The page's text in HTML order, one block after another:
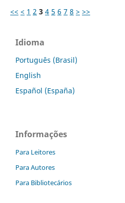
<< < 1 2 3 4 5 6 7 8 > >>
Idioma
Português (Brasil)
English
Español (España)
Informações
Para Leitores
Para Autores
Para Bibliotecários